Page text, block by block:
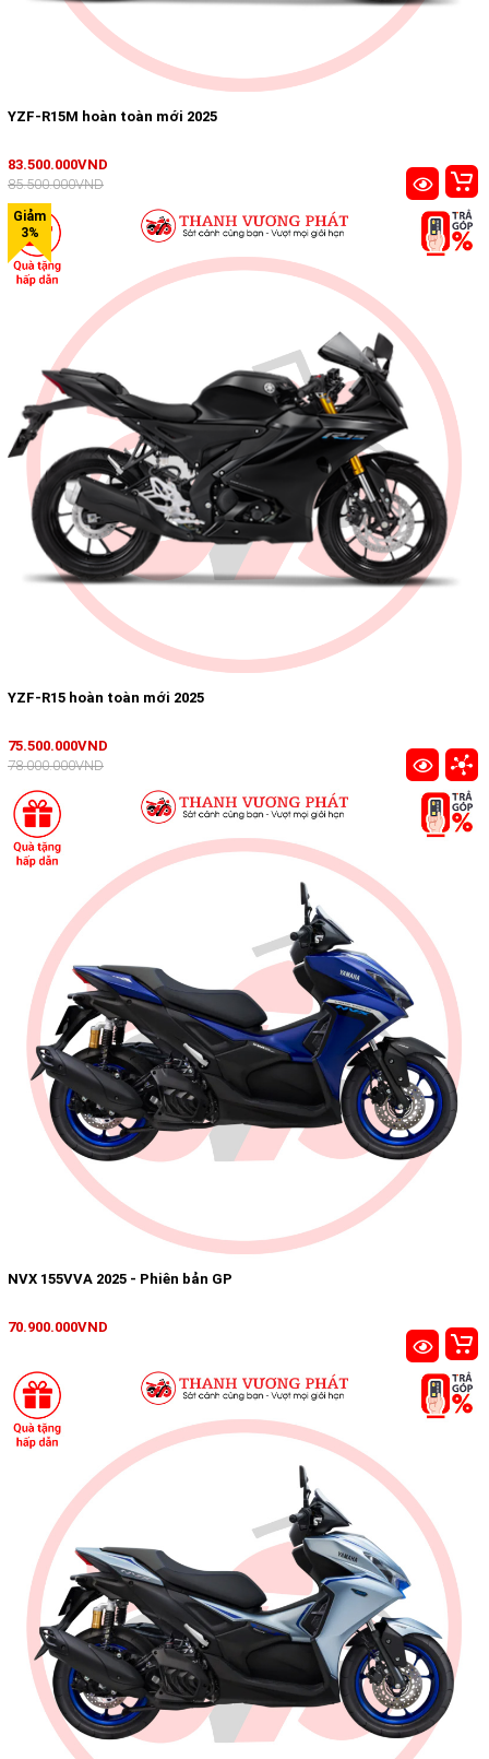
YZF-R15M hoàn toàn mới 2025
83.500.000VND
85.500.000VND
YZF-R15 hoàn toàn mới 2025
75.500.000VND
78.000.000VND
NVX 155VVA 2025 - Phiên bản GP
70.900.000VND